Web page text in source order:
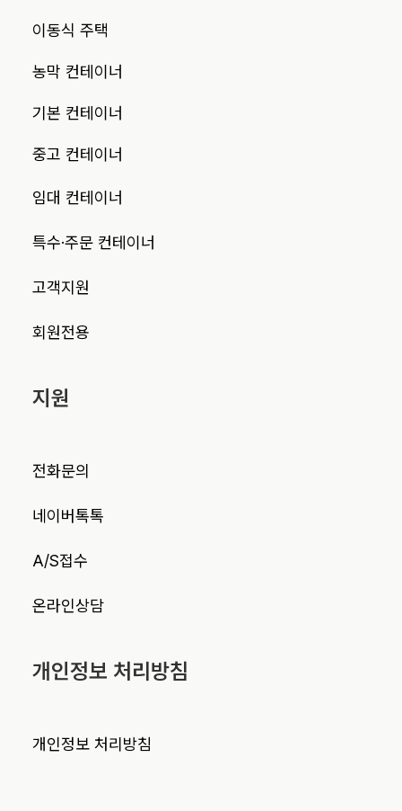
이동식 주택
농막 컨테이너
기본 컨테이너
중고 컨테이너
임대 컨테이너
특수·주문 컨테이너
고객지원
회원전용
지원
전화문의
네이버톡톡
A/S접수
온라인상담
개인정보 처리방침
개인정보 처리방침